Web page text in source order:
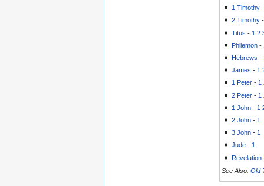
1 Timothy
2 Timothy
Titus - 1 2
Philemon -
Hebrews -
James - 1
1 Peter -1
2 Peter - 1
1 John - 1
2 John - 1
3 John - 1
Jude -1
Revelation
See Also: Old